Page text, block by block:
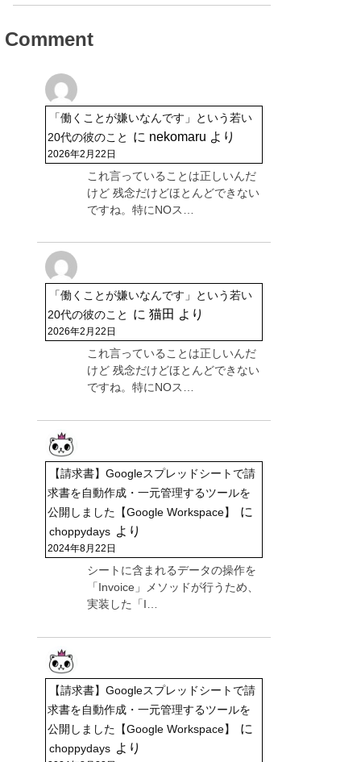
Comment
「働くことが嫌いなんです」という若い
20代の彼のこと
に nekomaru より
2026年2月22日
これ言っていることは正しいんだ
けど 残念だけどほとんどできない
ですね。特にNOス…
「働くことが嫌いなんです」という若い
20代の彼のこと
に 猫田 より
2026年2月22日
これ言っていることは正しいんだ
けど 残念だけどほとんどできない
ですね。特にNOス…
【請求書】Googleスプレッドシートで請
求書を自動作成・一元管理するツールを
公開しました【Google Workspace】
に
choppydays より
2024年8月22日
シートに含まれるデータの操作を
「Invoice」メソッドが行うため、
実装した「I…
【請求書】Googleスプレッドシートで請
求書を自動作成・一元管理するツールを
公開しました【Google Workspace】
に
choppydays より